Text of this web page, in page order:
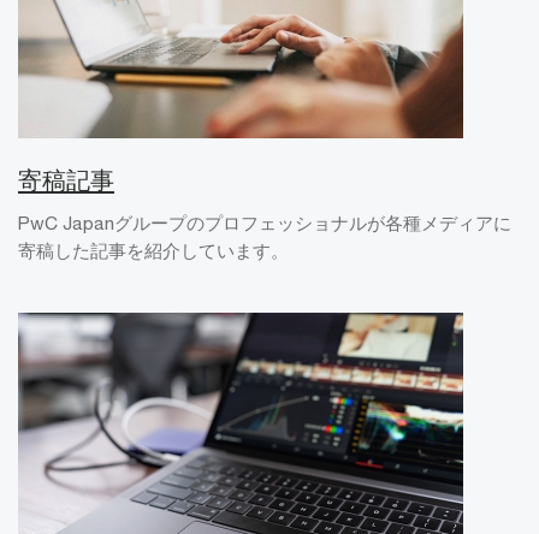
寄稿記事
PwC Japanグループのプロフェッショナルが各種メディアに
寄稿した記事を紹介しています。